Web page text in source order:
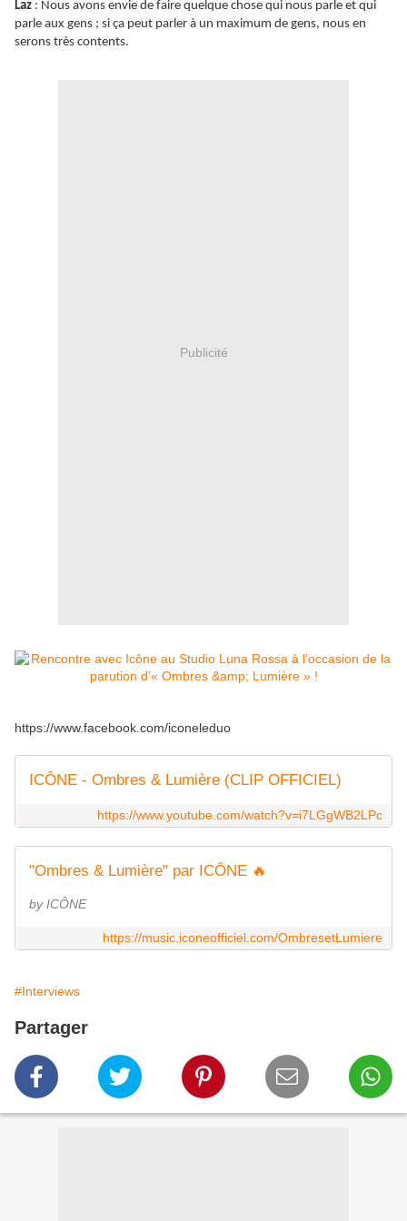
Laz : Nous avons envie de faire quelque chose qui nous parle et qui
parle aux gens ; si ça peut parler à un maximum de gens, nous en
serons très contents.
Publicité
https://www.facebook.com/iconeleduo
ICÔNE - Ombres & Lumière (CLIP OFFICIEL)
https://www.youtube.com/watch?v=i7LGgWB2LPc
"Ombres & Lumière" par ICÔNE 🔥
by ICÔNE
https://music.iconeofficiel.com/OmbresetLumiere
#Interviews
Partager